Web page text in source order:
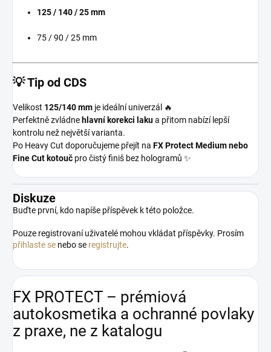
125 / 140 / 25 mm
75 / 90 / 25 mm
💡 Tip od CDS
Velikost 125/140 mm je ideální univerzál 🔥
Perfektně zvládne hlavní korekci lakua přitom nabízí lepší
kontrolu než největší varianta.
Po Heavy Cut doporučujeme přejít na FX Protect Medium nebo
Fine Cut kotouč pro čistý finiš bez hologramů ✨
Diskuze
Buďte první, kdo napíše příspěvek k této položce.
Pouze registrovaní uživatelé mohou vkládat příspěvky. Prosím
přihlaste se nebo se registrujte.
FX PROTECT – prémiová
autokosmetika a ochranné povlaky
z praxe, ne z katalogu